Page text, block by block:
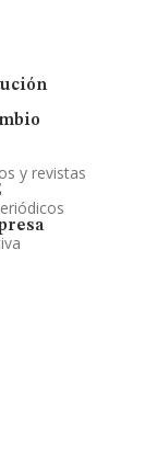
y revistas